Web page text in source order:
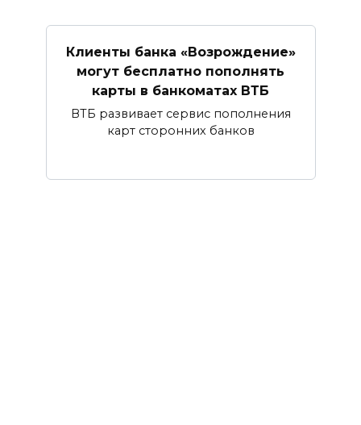
Клиенты банка «Возрождение»
могут бесплатно пополнять
карты в банкоматах ВТБ
ВТБ развивает сервис пополнения
карт сторонних банков